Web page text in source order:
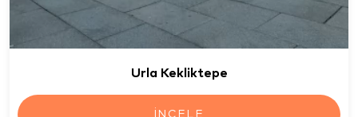
Urla Kekliktepe
İNCELE